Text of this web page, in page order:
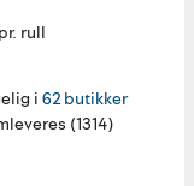
pr. rull
i 62 butikker
(1314)